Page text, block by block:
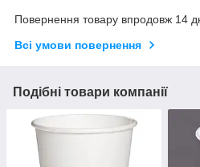
Повернення товару впродовж 14
Всі умови повернення
Подібні товари компанії